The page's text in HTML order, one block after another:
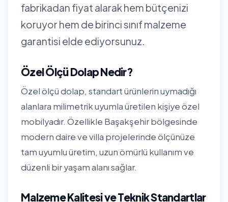
fabrikadan fiyat alarak hem bütçenizi
koruyor hem de birinci sınıf malzeme
garantisi elde ediyorsunuz.
Özel Ölçü Dolap Nedir?
Özel ölçü dolap, standart ürünlerin uymadığı
alanlara milimetrik uyumla üretilen kişiye özel
mobilyadır. Özellikle Başakşehir bölgesinde
modern daire ve villa projelerinde ölçünüze
tam uyumlu üretim, uzun ömürlü kullanım ve
düzenli bir yaşam alanı sağlar.
Malzeme Kalitesi ve Teknik Standartlar